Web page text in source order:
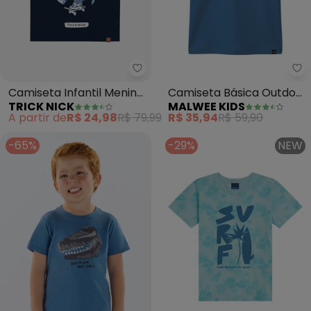
Trick Nick - Camiseta Infantil
Camiseta Infantil Menino
Urso (Azul)
TRICK NICK
A partir deR$ 24,98R$ 79,99
Camiseta Básica Outdoor
Expedition (Azul Pastel)
MALWEE KIDS
R$ 35,94R$ 59,90
-65%
-29% NEW